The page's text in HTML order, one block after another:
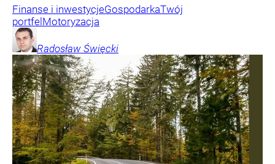
Finanse i inwestycjeGospodarkaTwój
portfel Motoryzacja
Radosław Święcki